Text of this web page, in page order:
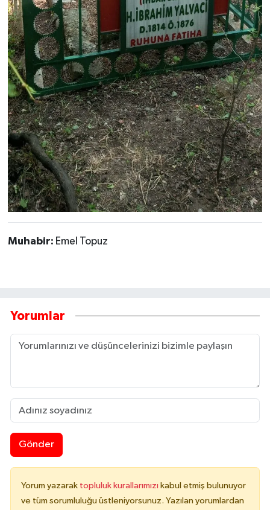
Muhabir: Emel Topuz
Yorumlar
Gönder
Yorum yazarak topluluk kurallarımızı kabul etmiş bulunuyor
ve tüm sorumluluğu üstleniyorsunuz. Yazılan yorumlardan